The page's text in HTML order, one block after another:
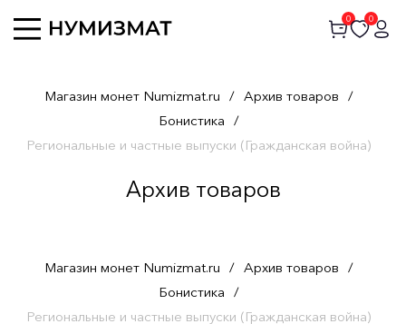
0 0
Магазин монет Numizmat.ru / Архив товаров /
Бонистика /
Региональные и частные выпуски (Гражданская война)
Архив товаров
Магазин монет Numizmat.ru / Архив товаров /
Бонистика /
Региональные и частные выпуски (Гражданская война)